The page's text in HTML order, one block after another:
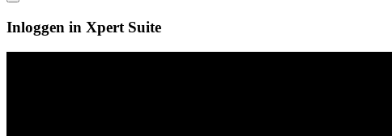
Inloggen in Xpert Suite